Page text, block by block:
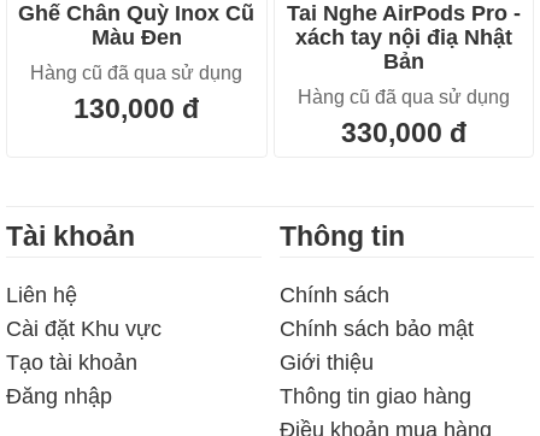
Ghế Chân Quỳ Inox Cũ
Màu Đen
Hàng cũ đã qua sử dụng
130,000 đ
Tai Nghe AirPods Pro -
xách tay nội điạ Nhật
Bản
Hàng cũ đã qua sử dụng
330,000 đ
Tài khoản
Liên hệ
Cài đặt Khu vực
Tạo tài khoản
Đăng nhập
Thông tin
Chính sách
Chính sách bảo mật
Giới thiệu
Thông tin giao hàng
Điều khoản mua hàng